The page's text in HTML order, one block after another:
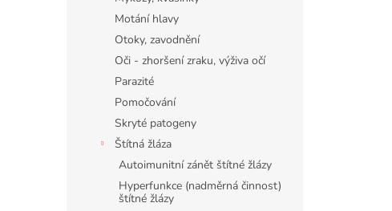
Motání hlavy
Otoky, zavodnění
Oči - zhoršení zraku, výživa očí
Parazité
Pomočování
Skryté patogeny
Štítná žláza
Autoimunitní zánět štítné žlázy
Hyperfunkce (nadměrná činnost)
štítné žlázy